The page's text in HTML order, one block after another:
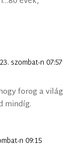
szombat-n 07:57
forog a világ
mindíg.
n 09:15